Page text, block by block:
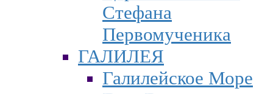
Стефана
Первомученика
ГАЛИЛЕЯ
Галилейское Море